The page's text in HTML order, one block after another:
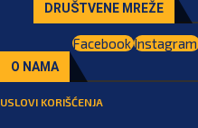
DRUŠTVENE MREŽE
FacebookInstagram
O NAMA
USLOVI KORIŠĆENJA